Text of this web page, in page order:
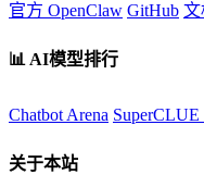
官方 OpenClaw GitHub 文
📊 AI模型排行
Chatbot Arena
关于本站